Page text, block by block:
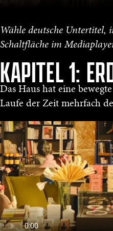
Wähle deutsche Untertitel,
Schaltfläche im
KAPITEL 1:
Das Haus hat eine
Laufe der Zeit mehrfach